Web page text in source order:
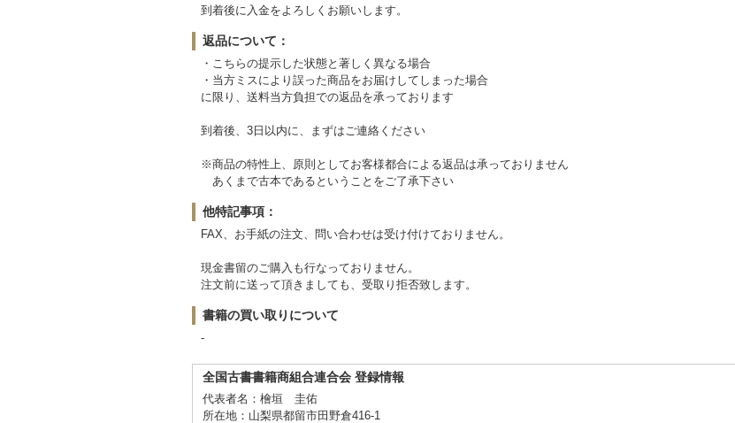
到着後に入金をよろしくお願いします。
返品について：
・こちらの提示した状態と著しく異なる場合
・当方ミスにより誤った商品をお届けしてしまった場合
に限り、送料当方負担での返品を承っております
到着後、3日以内に、まずはご連絡ください
※商品の特性上、原則としてお客様都合による返品は承っておりません
あくまで古本であるということをご了承下さい
他特記事項：
FAX、お手紙の注文、問い合わせは受け付けておりません。
現金書留のご購入も行なっておりません。
注文前に送って頂きましても、受取り拒否致します。
書籍の買い取りについて
-
全国古書書籍商組合連合会 登録情報
代表者名：檜垣 圭佑
所在地：山梨県都留市田野倉416-1